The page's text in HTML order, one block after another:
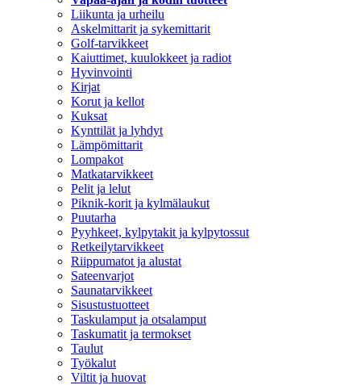
Liikunta ja urheilu
Askelmittarit ja sykemittarit
Golf-tarvikkeet
Kaiuttimet, kuulokkeet ja radiot
Hyvinvointi
Kirjat
Korut ja kellot
Kuksat
Kynttilät ja lyhdyt
Lämpömittarit
Lompakot
Matkatarvikkeet
Pelit ja lelut
Piknik-korit ja kylmälaukut
Puutarha
Pyyhkeet, kylpytakit ja kylpytossut
Retkeilytarvikkeet
Riippumatot ja alustat
Sateenvarjot
Saunatarvikkeet
Sisustustuotteet
Taskulamput ja otsalamput
Taskumatit ja termokset
Taulut
Työkalut
Viltit ja huovat